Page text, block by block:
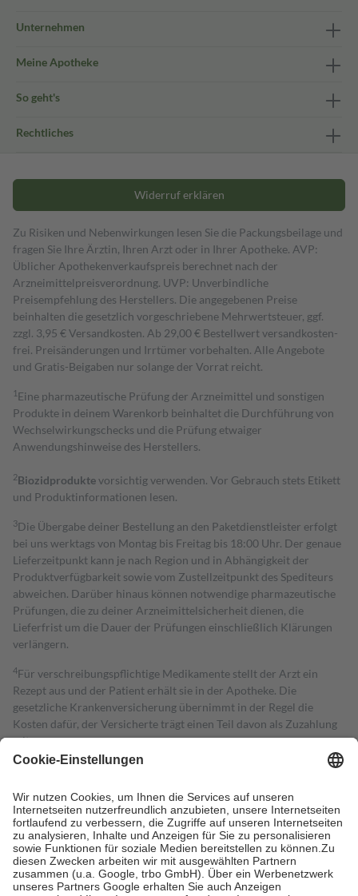
Unternehmen
Meine Apotheke
So geht's
Rechtliches
Widerruf erklären
Zu Risiken und Nebenwirkungen lesen Sie die Packungsbeilage und
fragen Sie Ihre Ärztin, Ihren Arzt oder in Ihrer Apotheke. AVP:
Üblicher Apothekenverkaufspreis berechnet nach der
Arzneimittelpreisverordnung. UVP: Unverbindliche
Preisempfehlung des Herstellers. Die angegebenen Preise
beinhalten die gesetzlich vorgeschriebene Mehrwertsteuer, ggf.
zzgl. 3,95 € Versandkosten. Ab 29,00 € Bestell­wert versand­kosten­
frei. Preisänderungen und Irrtümer vorbehalten. Alle Angebote
und Gratis-Beigaben nur solange der Vorrat reicht.
1 Eine pharmazeutische Prüfung der Arzneimittel und sonstigen
Produkte in deinem Warenkorb beinhaltet die Durchführung von
Wechselwirkungschecks und die Prüfung etwaiger
Anwendungshinweise des Herstellers.
2Biozidproduktevorsichtig verwenden. Vor Gebrauch stets Etikett
und Produktinformationen lesen.
3Die Übergabe deiner Bestellung an den Paketdienstleister erfolgt
bei uns werktags von Montag bis Freitag bis 18:00 Uhr. Der genaue
Lieferzeitpunkt kann je nach Region und in Abhängigkeit der
Produktverfügbarkeit sowie vom Zustellzeitpunkt des Spediteurs
abweichen. Darüber hinaus können notwendige pharmazeutische
Prüfungen, die zu deiner Arzneimittelsicherheit dienen, die
Lieferfrist um die Dauer der Prüfungen einschließlich Klärungen
verlängern.
4Für verschreibungspflichtige Medikamente stellt der Arzt ein
Rezept aus und der Patient erhält sie in der Apotheke. Die
gesetzliche Krankenversicherung übernimmt in der Regel die
Kosten dafür, der Versicherte trägt einen Teil davon als Zuzahlung
mit.
Grundsätzlich leisten Mitglieder Zuzahlungen in Höhe von zehn
höchstens zehn Euro.
Es sind jedoch nie mehr als die tatsächlichen
Kosten der Leistung zu entrichten.
Diese Regeln gelten grundsätzlich auch für Online-Apotheken.
Bei Heilmitteln und häuslicher Krankenpflege beträgt die
Zuzahlung zehn Prozent der Kosten sowie zehn Euro je
Verordnung.
Um das Engagement der Versicherten für ihre eigene Gesundheit zu